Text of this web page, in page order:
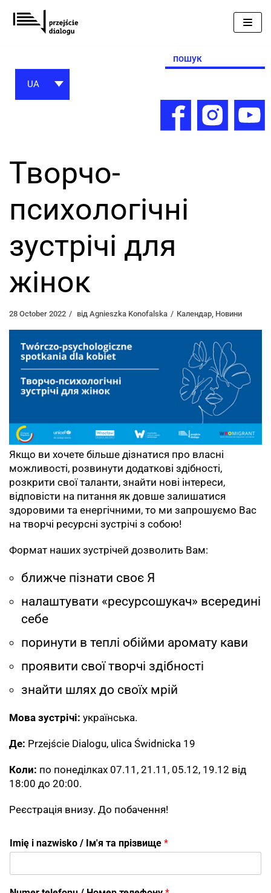
Перейти
до
Search
for:
UA
Творчо-
психологічні
зустрічі для
жінок
28 October 2022 від Agnieszka Konofalska Календар Новини
Якщо ви хочете більше дізнатися про власні
можливості, розвинути додаткові здібності,
розкрити свої таланти, знайти нові інтереси,
відповісти на питання як довше залишатися
здоровими та енергічними, то ми запрошуємо Вас
на творчі ресурсні зустрічі з собою!
Формат наших зустрічей дозволить Вам:
ближче пізнати своє Я
налаштувати «ресурсошукач» всередині
себе
поринути в теплі обійми аромату кави
проявити свої творчі здібності
знайти шлях до своїх мрій
Мова зустрічі: українська.
Де: Przejście Dialogu, ulica Świdnicka 19
Коли: по понеділках 07.11, 21.11, 05.12, 19.12 від
18:00 до 20:00.
Реєстрація внизу. До побачення!
Imię i nazwisko / Ім'я та прізвище *